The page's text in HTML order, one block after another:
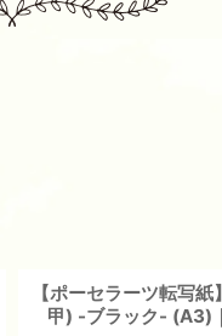
【ポーセラーツ転写
甲) -ブラック- (A3)